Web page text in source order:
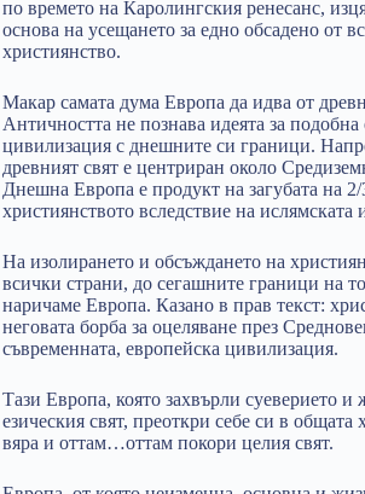
по времето на Каролингския ренесанс,
основа на усещането за едно обсадено от
християнство.
Макар самата дума Европа да идва от
Античността не познава идеята за подобна
цивилизация с днешните си граници.
древният свят е центриран около
Днешна Европа е продукт на загубата на 2/
християнството вследствие на ислямската
На изолирането и обсъждането на
всички страни, до сегашните граници на
наричаме Европа. Казано в прав текст:
неговата борба за оцеляване през
съвременната, европейска цивилизация.
Тази Европа, която захвърли суеверието и
езическия свят, преоткри себе си в общата
вяра и оттам…оттам покори целия свят.